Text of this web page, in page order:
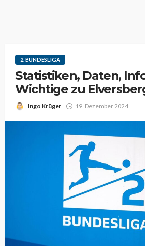
2. BUNDESLIGA
Statistiken, Daten,
Wichtige zu
Ingo Krüger 19. Dezember 2024